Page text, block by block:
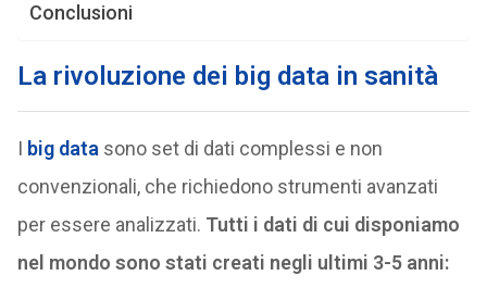
Conclusioni
La rivoluzione dei big data in sanità
I big data sono set di dati complessi e non
convenzionali, che richiedono strumenti avanzati
per essere analizzati. Tutti i dati di cui disponiamo
nel mondo sono stati creati negli ultimi 3-5 anni: